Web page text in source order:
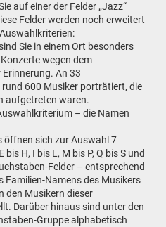
auf einer der Felder „Jazz“
Felder werden noch erweitert
Sie in einem Ort besonders
wegen dem
An 33
600 Musiker porträtiert, die
aufgetreten waren.
– die Namen
öffnen sich zur Auswahl 7
bis H, I bis L, M bis P, Q bis S und
Felder – entsprechend
Namens des Musikers
den Musikern dieser
Darüber hinaus sind unter den
Gruppe alphabetisch